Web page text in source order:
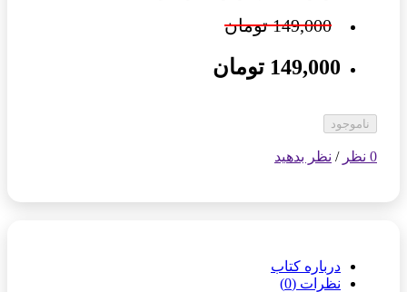
149,000 تومان
149,000 تومان
ناموجود
0 نظر / نظر بدهید
درباره کتاب
نظرات (0)